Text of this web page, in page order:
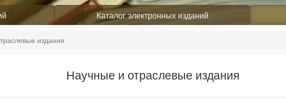
Каталог электронных изданий
издания
Научные и отраслевые издания